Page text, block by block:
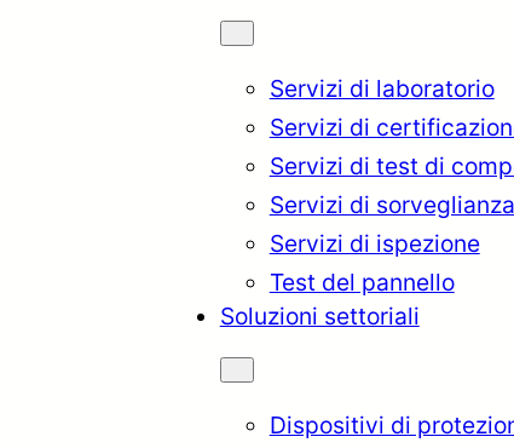
Servizi di laboratorio
Servizi di
Servizi di test di
Servizi di sorveglianza
Servizi di ispezione
Test del pannello
Soluzioni settoriali
Dispositivi di